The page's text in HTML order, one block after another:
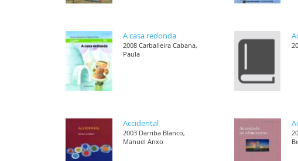
A casa redonda
2008 Carballeira Cabana,
Paula
Accidental
2003 Darriba Blanco,
Manuel Anxo